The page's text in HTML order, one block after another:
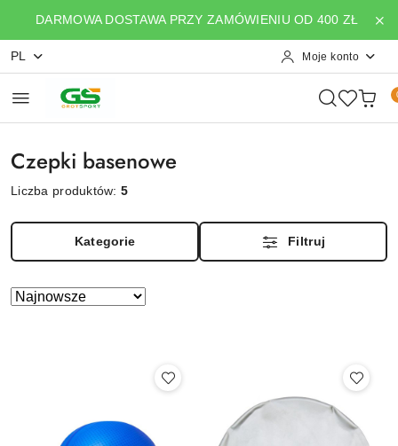
Przejdź do treści głównej
Przejdź do wyszukiwarki
Przejdź do moje konto
Przejdź do menu głównego
Przejdź do stopki
DARMOWA DOSTAWA PRZY ZAMÓWIENIU OD 400 ZŁ
PL Moje konto
Czepki basenowe
Liczba produktów:5
Kategorie Filtruj
Zastosowano
Sortuj